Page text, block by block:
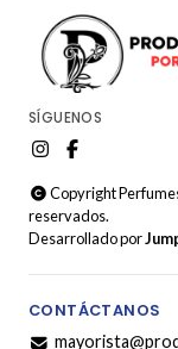
SÍGUENOS
Copyright
reservados.
Desarrollado por
CONTÁCTANOS